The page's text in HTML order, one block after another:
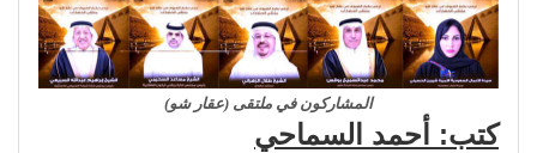
المشاركون في ملتقى (عقار شو)
كتب: أحمد السماحي